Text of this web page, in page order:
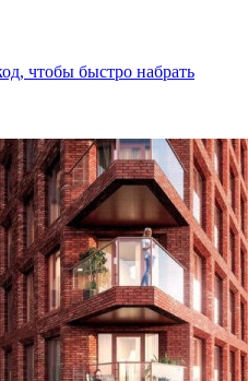
чтобы быстро набрать